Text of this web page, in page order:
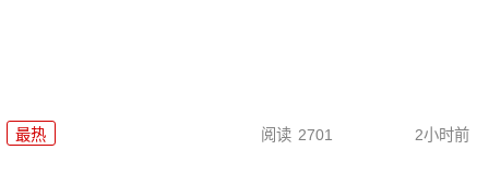
最热 阅读 2701 2小时前